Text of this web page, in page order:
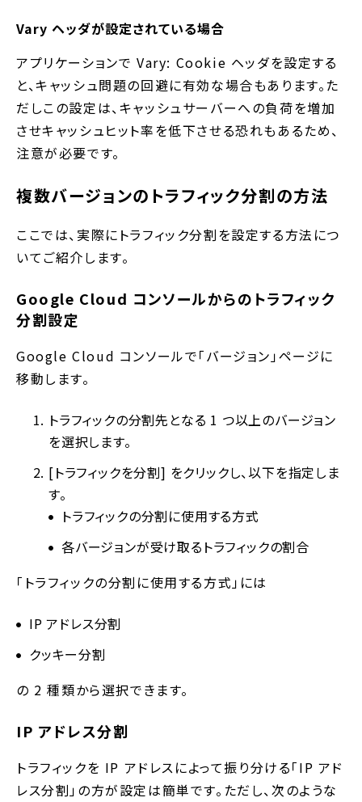
Vary ヘッダが設定されている場合
アプリケーションで Vary: Cookie ヘッダを設定する
と、キャッシュ問題の回避に有効な場合もあります。た
だしこの設定は、キャッシュサーバーへの負荷を増加
させキャッシュヒット率を低下させる恐れもあるため、
注意が必要です。
複数バージョンのトラフィック分割の方法
ここでは、実際にトラフィック分割を設定する方法につ
いてご紹介します。
Google Cloud コンソールからのトラフィック
分割設定
Google Cloud コンソールで「バージョン」ページに
移動します。
トラフィックの分割先となる 1 つ以上のバージョン
を選択します。
[トラフィックを分割] をクリックし、以下を指定しま
す。
トラフィックの分割に使用する方式
各バージョンが受け取るトラフィックの割合
「トラフィックの分割に使用する方式」には
IP アドレス分割
クッキー分割
の 2 種類から選択できます。
IP アドレス分割
トラフィックを IP アドレスによって振り分ける「IP アド
レス分割」の方が設定は簡単です。ただし、次のような